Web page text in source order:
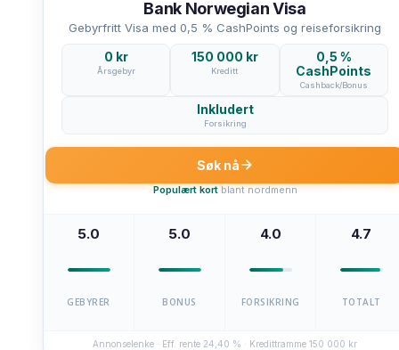
Bank Norwegian Visa
Gebyrfritt Visa med 0,5 % CashPoints og reiseforsikring
0 kr
Årsgebyr
150 000 kr
Kreditt
0,5 %
CashPoints
Cashback/Bonus
Inkludert
Forsikring
Søk nå
Populært kortblant nordmenn
5.0
GEBYRER
5.0
BONUS
4.0
FORSIKRING
4.7
TOTALT
Annonselenke · Eff. rente 24,40 % · Kredittramme 150 000 kr